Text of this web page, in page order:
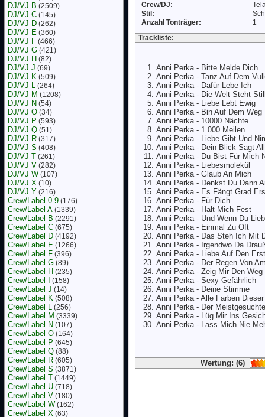
DJ/VJ B (2509)
DJ/VJ C (145)
DJ/VJ D (262)
DJ/VJ E (360)
DJ/VJ F (466)
DJ/VJ G (421)
DJ/VJ H (82)
DJ/VJ J (69)
DJ/VJ K (509)
DJ/VJ L (264)
DJ/VJ M (1208)
DJ/VJ N (54)
DJ/VJ O (34)
DJ/VJ P (593)
DJ/VJ Q (51)
DJ/VJ R (317)
DJ/VJ S (408)
DJ/VJ T (261)
DJ/VJ V (282)
DJ/VJ W (107)
DJ/VJ X (10)
DJ/VJ Y (216)
Crew/Label 0-9 (176)
Crew/Label A (1339)
Crew/Label B (2291)
Crew/Label C (675)
Crew/Label D (4192)
Crew/Label E (1266)
Crew/Label F (396)
Crew/Label G (89)
Crew/Label H (235)
Crew/Label I (158)
Crew/Label J (14)
Crew/Label K (508)
Crew/Label L (256)
Crew/Label M (3339)
Crew/Label N (107)
Crew/Label O (164)
Crew/Label P (645)
Crew/Label Q (88)
Crew/Label R (605)
Crew/Label S (3871)
Crew/Label T (1449)
Crew/Label U (718)
Crew/Label V (180)
Crew/Label W (162)
Crew/Label X (63)
Crew/DJ:
Stil:
Anzahl Tonträger:
1
Trackliste:
Anni Perka - Bitte Melde Dich
Anni Perka - Tanz Auf Dem
Anni Perka - Dafür Lebe Ich
Anni Perka - Die Welt Steht
Anni Perka - Liebe Lebt Ewig
Anni Perka - Bin Auf Dem Weg
Anni Perka - 10000 Nächte
Anni Perka - 1.000 Meilen
Anni Perka - Liebe Gibt Und
Anni Perka - Dein Blick Sagt
Anni Perka - Du Bist Für Mich
Anni Perka - Liebesmolekül
Anni Perka - Glaub An Mich
Anni Perka - Denkst Du Dann
Anni Perka - Es Fängt Grad
Anni Perka - Für Dich
Anni Perka - Halt Mich Fest
Anni Perka - Und Wenn Du
Anni Perka - Einmal Zu Oft
Anni Perka - Das Steh Ich Mit
Anni Perka - Irgendwo Da
Anni Perka - Liebe Auf Den
Anni Perka - Der Regen Von
Anni Perka - Zeig Mir Den Weg
Anni Perka - Sexy Gefährlich
Anni Perka - Deine Stimme
Anni Perka - Alle Farben
Anni Perka - Der Meistgesuchte
Anni Perka - Lüg Mir Ins
Anni Perka - Lass Mich Nie
Wertung: (6)